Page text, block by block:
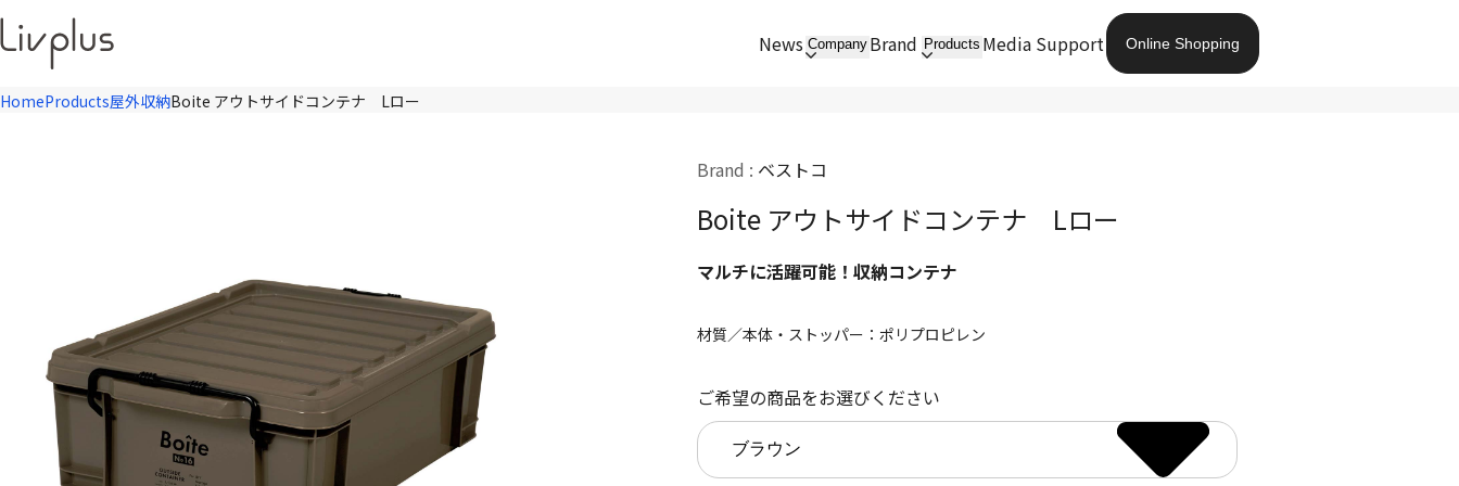
News Company Brand Products Media Support Online Shopping
HomeProducts屋外収納Boite アウトサイドコンテナ Lロー
Brand : ベストコ
Boite アウトサイドコンテナ Lロー
マルチに活躍可能！収納コンテナ
材質／本体・ストッパー：ポリプロピレン
ご希望の商品をお選びください